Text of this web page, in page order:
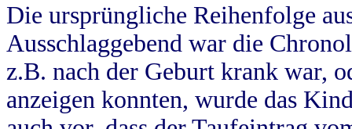
Die ursprüngliche Reihenfolge
Ausschlaggebend war die
z.B. nach der Geburt krank war,
anzeigen konnten, wurde das